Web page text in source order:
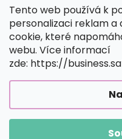
Tento web používá k
personalizaci reklam a
cookie, které
webu. Více informací
zde: https://
Velká Británie
SPOLEHLIVÉ MOŽNOSTI
BEZPEČNÉ MOŽNOSTI